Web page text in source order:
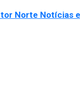
Norte Notícias